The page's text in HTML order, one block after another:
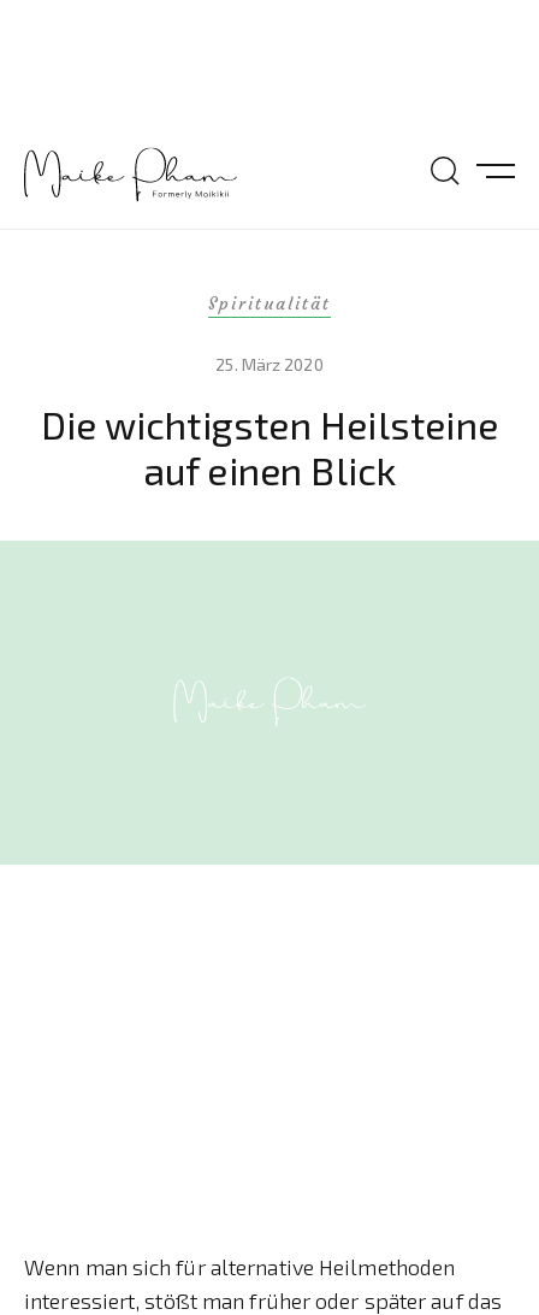
Spiritualität
25. März 2020
Die wichtigsten Heilsteine
auf einen Blick
Wenn man sich für alternative Heilmethoden
interessiert, stößt man früher oder später auf das